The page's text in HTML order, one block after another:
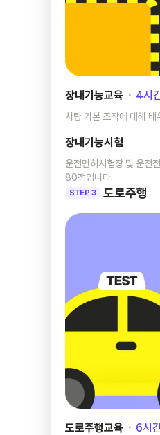
장내기능교육 ･ 4시
차량 기본 조작에 대해
장내기능시험
운전면허시험장 및 운전
80점입니다.
STEP 3 도로주행
도로주행교육 ･ 6시